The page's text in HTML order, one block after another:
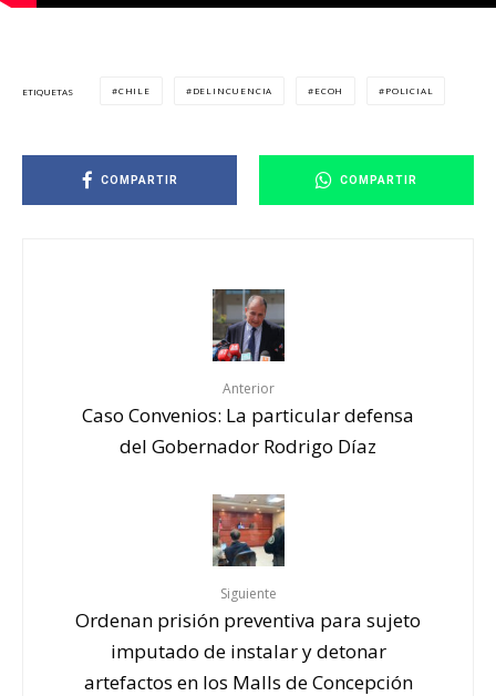
ETIQUETAS CHILE DELINCUENCIA ECOH POLICIAL
COMPARTIR COMPARTIR
Anterior
Caso Convenios: La particular defensa
del Gobernador Rodrigo Díaz
Siguiente
Ordenan prisión preventiva para sujeto
imputado de instalar y detonar
artefactos en los Malls de Concepción